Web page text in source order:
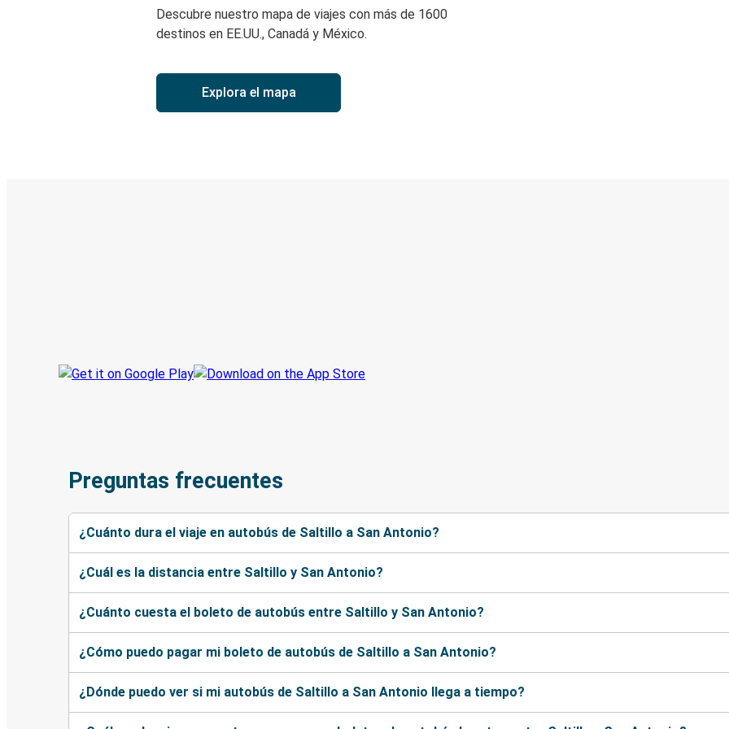
Descubre nuestro mapa de viajes con más de 1600
destinos en EE.UU., Canadá y México.
Explora el mapa
Preguntas frecuentes
¿Cuánto dura el viaje en autobús de Saltillo a San Antonio?
¿Cuál es la distancia entre Saltillo y San Antonio?
¿Cuánto cuesta el boleto de autobús entre Saltillo y San Antonio?
¿Cómo puedo pagar mi boleto de autobús de Saltillo a San Antonio?
¿Dónde puedo ver si mi autobús de Saltillo a San Antonio llega a tiempo?